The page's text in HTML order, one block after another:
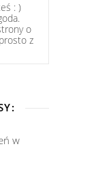
: )
o
z
w